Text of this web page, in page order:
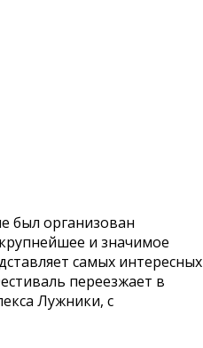
был организован
и значимое
самых интересных
переезжает в
Лужники, с